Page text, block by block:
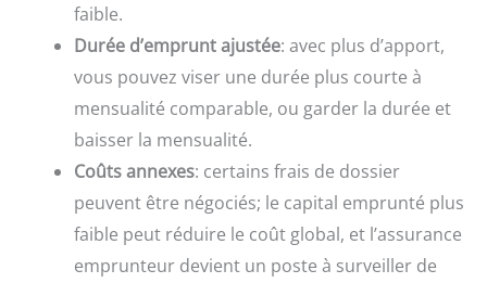
faible.
Durée d’emprunt ajustée: avec plus d’apport,
vous pouvez viser une durée plus courte à
mensualité comparable, ou garder la durée et
baisser la mensualité.
Coûts annexes: certains frais de dossier
peuvent être négociés; le capital emprunté plus
faible peut réduire le coût global, et l’assurance
emprunteur devient un poste à surveiller de